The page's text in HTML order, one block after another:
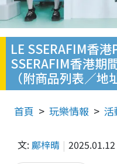
LE SSERAFIM香
SSERAFIM香港期
（附商品列表／地
首頁 玩樂情報 活
文: 鄺梓晴 2025.01.12